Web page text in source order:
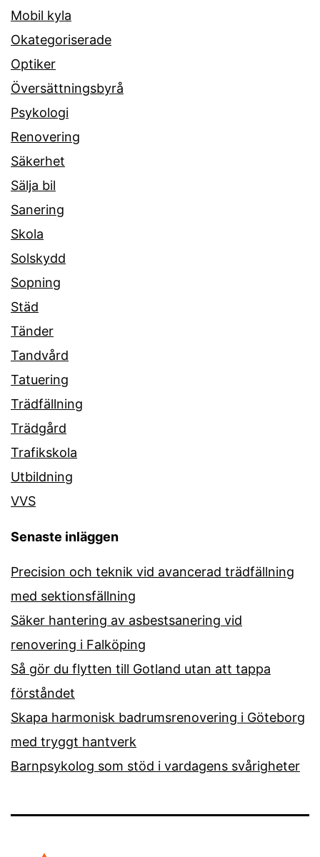
Mobil kyla
Okategoriserade
Optiker
Översättningsbyrå
Psykologi
Renovering
Säkerhet
Sälja bil
Sanering
Skola
Solskydd
Sopning
Städ
Tänder
Tandvård
Tatuering
Trädfällning
Trädgård
Trafikskola
Utbildning
VVS
Senaste inläggen
Precision och teknik vid avancerad trädfällning
med sektionsfällning
Säker hantering av asbestsanering vid
renovering i Falköping
Så gör du flytten till Gotland utan att tappa
förståndet
Skapa harmonisk badrumsrenovering i Göteborg
med tryggt hantverk
Barnpsykolog som stöd i vardagens svårigheter